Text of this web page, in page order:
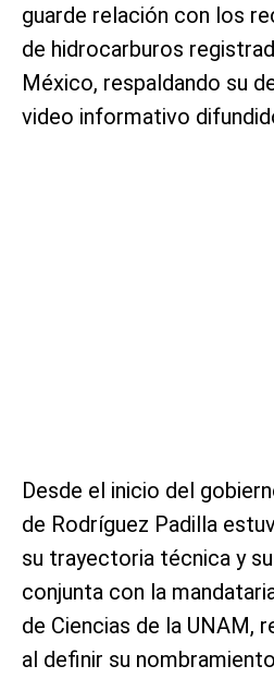
guarde relación con los
de hidrocarburos
México, respaldando su
video informativo
Desde el inicio del
de Rodríguez Padilla
su trayectoria técnica y
conjunta con la
de Ciencias de la UNAM,
al definir su